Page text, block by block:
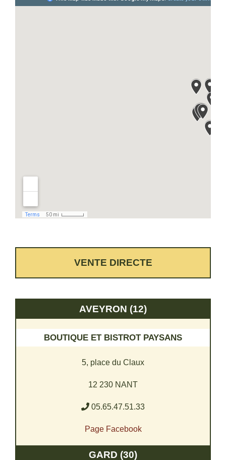
VENTE DIRECTE
AVEYRON (12)
BOUTIQUE ET BISTROT PAYSANS
5, place du Claux
12 230 NANT
05.65.47.51.33
Page Facebook
GARD (30)